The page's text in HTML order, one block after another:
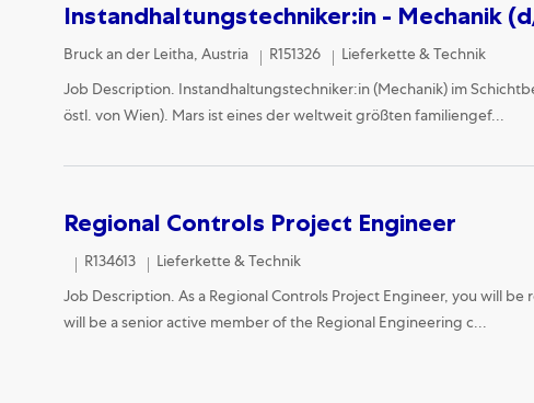
Instandhaltungstechniker:in - Mechanik
Location
Bruck an der Leitha, Austria R151326 Category
Lieferkette & Technik
Job Description. Instandhaltungstechniker:in (Mechanik) im
östl. von Wien). Mars ist eines der weltweit größten familiengef...
Regional Controls Project Engineer
R134613 Category
Lieferkette & Technik
Job Description. As a Regional Controls Project Engineer, you will
will be a senior active member of the Regional Engineering c...